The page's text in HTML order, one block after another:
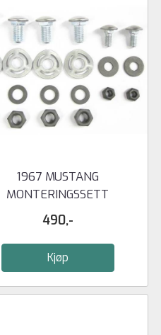
1967 MUSTANG
MONTERINGSSETT
STØTFANGER FRONT
490,-
Kjøp